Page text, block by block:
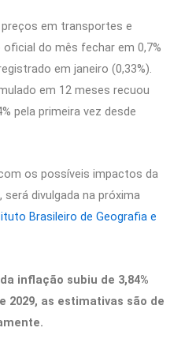
em transportes e
do mês fechar em 0,7%
em janeiro (0,33%).
em 12 meses recuou
pela primeira vez desde
os possíveis impactos da
será divulgada na próxima
Brasileiro de Geografia e
inflação subiu de 3,84%
2029, as estimativas são de